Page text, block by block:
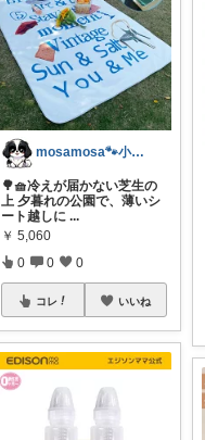
mosamosa🐾小さめバッグの日々✨
🌳🧺冷えが届かない芝生の
上 夕暮れの公園で、薄いシ
ート越しに ...
￥ 5,060
0 0 0
コレ いいね